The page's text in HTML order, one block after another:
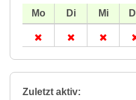
Zuletzt aktiv: